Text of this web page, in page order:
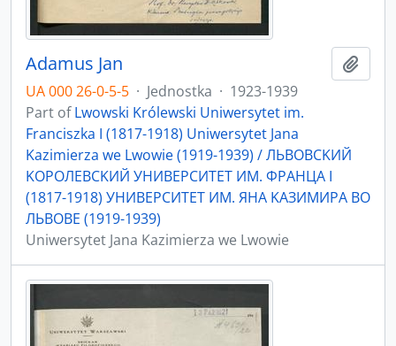
Adamus Jan
UA 000 26-0-5-5 · Jednostka · 1923-1939
Part ofLwowski Królewski Uniwersytet im.
Franciszka I (1817-1918) Uniwersytet Jana
Kazimierza we Lwowie (1919-1939) / ЛЬBOBCKИЙ
KOPOЛEBCKИЙ УНИBEPCИTET ИМ. ФPAНЦA I
(1817-1918) УНИBEPCИTET ИМ. ЯНA KAЗИМИPA ВO
ЛЬBOBE (1919-1939)
Uniwersytet Jana Kazimierza we Lwowie